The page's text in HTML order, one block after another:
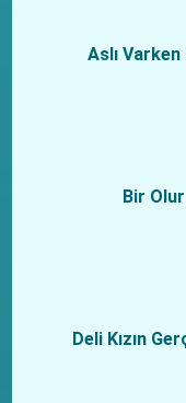
Aslı
Bir
Deli Kızın